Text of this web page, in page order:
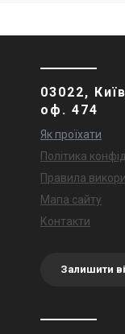
03022,
оф. 474
Як проїхати
Політика
Правила
Мапа сайту
Контакти
Залишити